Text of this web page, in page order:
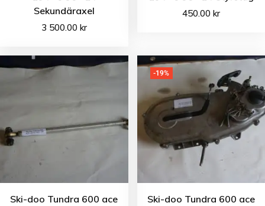
Sekundäraxel
3 500.00 kr
450.00 kr
Ski-doo Tundra 600 ace
-19%
Ski-doo Tundra 600 ace